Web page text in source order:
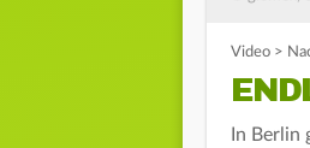
Video >
In Berlin